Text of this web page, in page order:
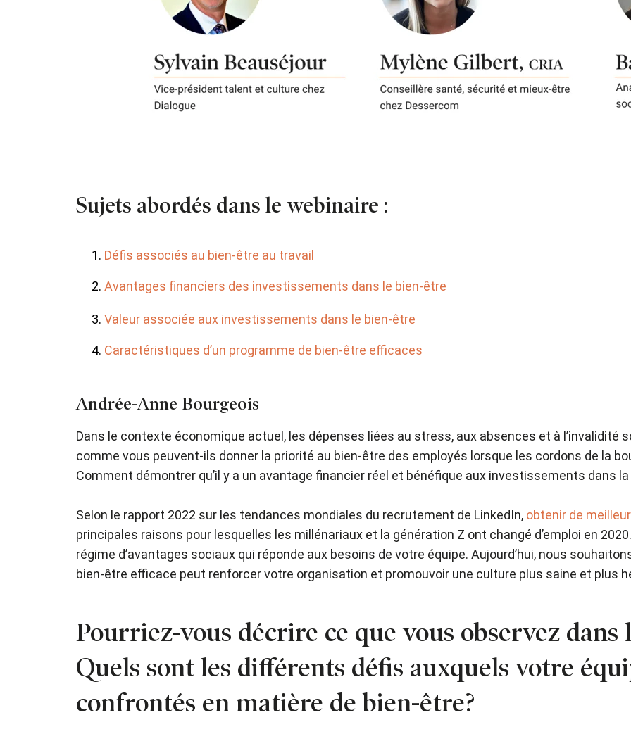
Sujets abordés dans le webinaire :
Défis associés au bien-être au travail
Avantages financiers des investissements dans le bien-être
Valeur associée aux investissements dans le bien-être
Caractéristiques d’un programme de bien-être efficaces
Andrée-Anne Bourgeois
Dans le contexte économique actuel, les dépenses liées au stress, aux absences et à l’invalidité
comme vous peuvent-ils donner la priorité au bien-être des employés lorsque les cordons de la
Comment démontrer qu’il y a un avantage financier réel et bénéfique aux investissements dans
Selon le rapport 2022 sur les tendances mondiales du recrutement de LinkedIn, obtenir de
principales raisons pour lesquelles les millénariaux et la génération Z ont changé d’emploi en
régime d’avantages sociaux qui réponde aux besoins de votre équipe. Aujourd’hui, nous
bien-être efficace peut renforcer votre organisation et promouvoir une culture plus saine et plus
Pourriez-vous décrire ce que vous observez dans
Quels sont les différents défis auxquels votre
confrontés en matière de bien-être?